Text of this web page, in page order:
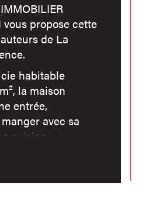
vous propose cette
de La
habitable
la maison
entrée,
avec sa
cuisine
en